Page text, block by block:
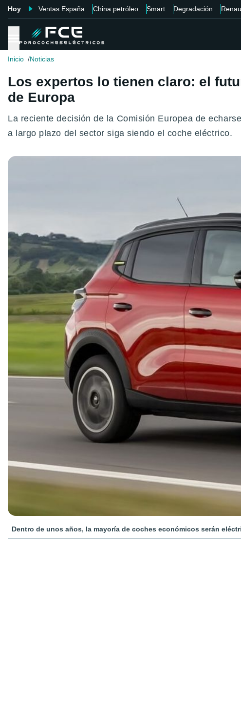
Hoy Ventas España China petróleo Smart Degradación
Inicio Noticias
Los expertos lo tienen claro: el
de Europa
La reciente decisión de la Comisión Europea de
a largo plazo del sector siga siendo el coche eléctrico.
Dentro de unos años, la mayoría de coches económicos serán